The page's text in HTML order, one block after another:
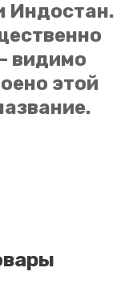
Индостан.
видимо
этой